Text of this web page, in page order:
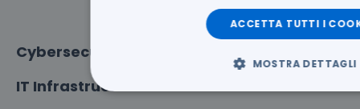
Cybersecurity
IT Infrastructure
ACCETTA TUTTI I
MOSTRA DETTAGLI